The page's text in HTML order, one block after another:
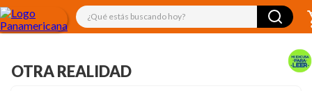
¿Qué estás buscando hoy?
OTRA REALIDAD